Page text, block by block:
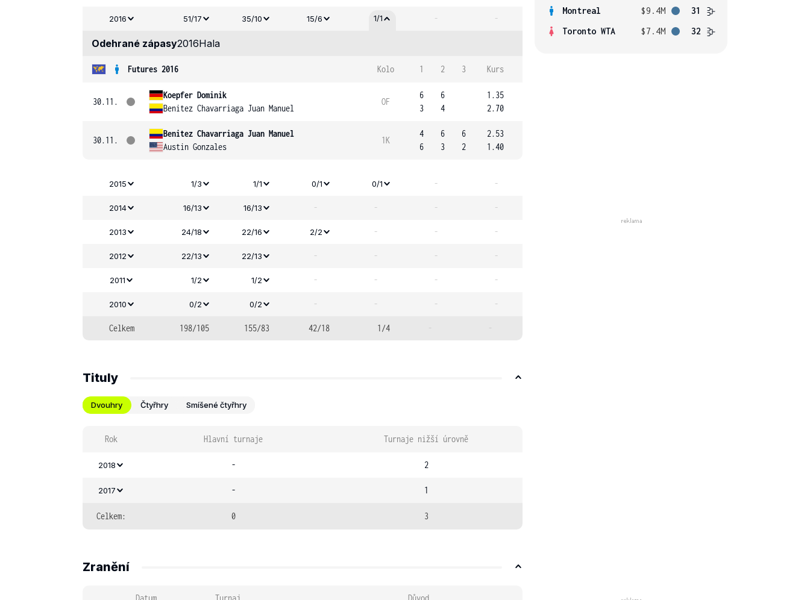
2016 51/17 35/10 15/6 1/1 - -
Odehrané zápasy2016Hala
Futures 2016 Kolo 1 2 3 Kurs
30.11.
Koepfer Dominik
Benitez Chavarriaga Juan Manuel
OF
6
3
6
4
1.35
2.70
30.11.
Benitez Chavarriaga Juan Manuel
Austin Gonzales
1K
4
6
6
3
6
2
2.53
1.40
2015 1/3 1/1 0/1 0/1 - -
2014 16/13 16/13 - - - -
2013 24/18 22/16 2/2 - - -
2012 22/13 22/13 - - - -
2011 1/2 1/2 - - - -
2010 0/2 0/2 - - - -
Celkem 198/105 155/83 42/18 1/4 - -
Tituly
Dvouhry Čtyřhry Smíšené čtyřhry
Rok Hlavní turnaje Turnaje nižší úrovně
2018 - 2
2017 - 1
Celkem: 0 3
Zranění
Datum Turnaj Důvod
Montreal $9.4M
31
Toronto WTA
$7.4M 32